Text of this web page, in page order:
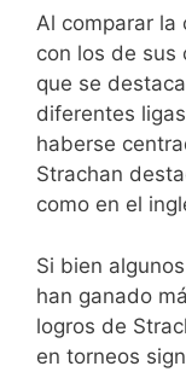
Al comparar la
con los de sus
que se
diferentes
haberse
Strachan
como en el
Si bien
han ganado
logros de
en torneos